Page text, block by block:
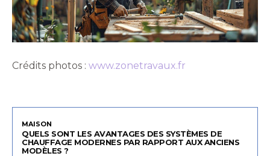
Crédits photos : www.zonetravaux.fr
MAISON
QUELS SONT LES AVANTAGES DES SYSTÈMES DE
CHAUFFAGE MODERNES PAR RAPPORT AUX ANCIENS
MODÈLES ?